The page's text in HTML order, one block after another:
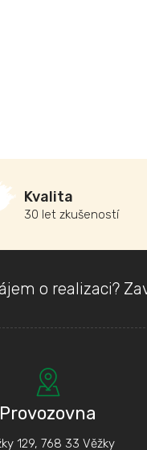
Kvalita
30 let zkušeností
o realizaci?
Provozovna
129, 768 33 Věžky